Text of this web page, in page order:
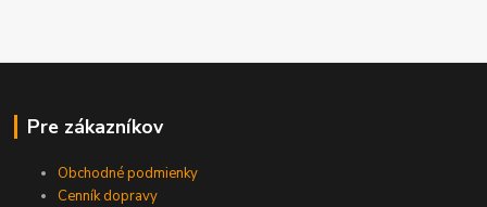
Pre zákazníkov
Obchodné podmienky
Cenník dopravy